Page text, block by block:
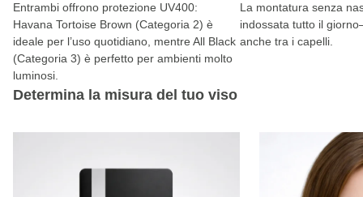
Entrambi offrono protezione UV400:
Havana Tortoise Brown (Categoria 2) è
ideale per l’uso quotidiano, mentre All Black
(Categoria 3) è perfetto per ambienti molto
luminosi.
La montatura senza
indossata tutto il
anche tra i capelli.
Determina la misura del tuo viso